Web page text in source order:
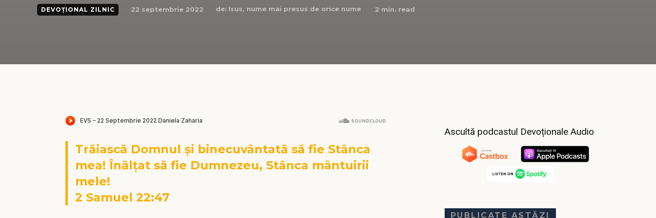
DEVOȚIONAL ZILNIC 22 septembrie 2022 de: Isus, nume mai presus de orice nume 2 min. read
Trăiască Domnul și binecuvântată să fie Stânca
mea! Înălțat să fie Dumnezeu, Stânca mântuirii
mele!
2 Samuel 22:47
Ascultă podcastul Devoționale Audio
PUBLICATE ASTĂZI